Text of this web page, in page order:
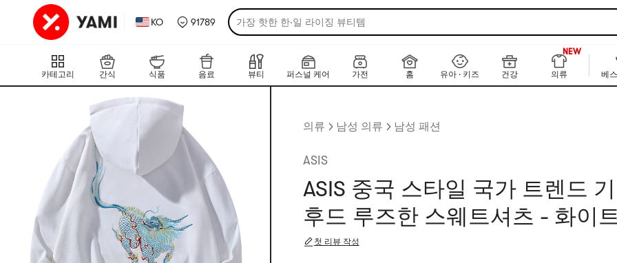
KO 91789 가장 핫한 한·일 라이징 뷰티템
카테고리 간식 식품 음료 뷰티 퍼스널 케어 가전 홈 유아 · 키즈 건강 의류
NEW
999+
베
의류 남성 의류 남성 패션
ASIS
ASIS 중국 스타일 국가 트렌드
후드 루즈한 스웨트셔츠 - 화이
첫 리뷰 작성